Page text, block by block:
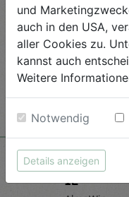
1L
und
auch in den USA,
aller Cookies zu.
kannst auch
Weitere
Notwendig
Details anzeigen